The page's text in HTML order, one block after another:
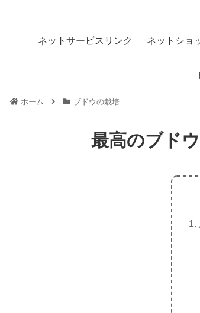
ネットサービスリンク ネットショ
ホーム ブドウの栽培
最高のブド